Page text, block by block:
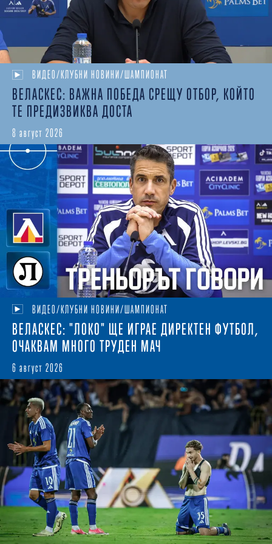
ВИДЕО/КЛУБНИ НОВИНИ/ШАМПИОНАТ
ВЕЛАСКЕС: ВАЖНА ПОБЕДА СРЕЩУ ОТБОР, КОЙТО
ТЕ ПРЕДИЗВИКВА ДОСТА
8 август 2026
ВИДЕО/КЛУБНИ НОВИНИ/ШАМПИОНАТ
ВЕЛАСКЕС: "ЛОКО" ЩЕ ИГРАЕ ДИРЕКТЕН ФУТБОЛ,
ОЧАКВАМ МНОГО ТРУДЕН МАЧ
6 август 2026